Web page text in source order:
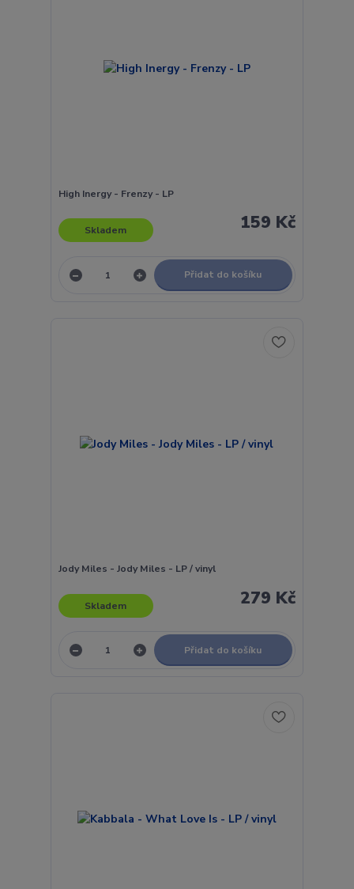
High Inergy - Frenzy - LP
159 Kč
Skladem
Přidat do košíku
Jody Miles - Jody Miles - LP / vinyl
279 Kč
Skladem
Přidat do košíku